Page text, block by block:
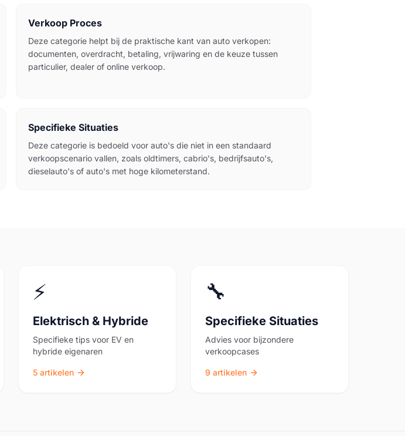
Verkoop Proces
Deze categorie helpt bij de praktische kant van auto verkopen:
documenten, overdracht, betaling, vrijwaring en de keuze tussen
particulier, dealer of online verkoop.
Specifieke Situaties
Deze categorie is bedoeld voor auto's die niet in een standaard
verkoopscenario vallen, zoals oldtimers, cabrio's, bedrijfsauto's,
dieselauto's of auto's met hoge kilometerstand.
⚡
Elektrisch & Hybride
Specifieke tips voor EV en
hybride eigenaren
5 artikelen
🔧
Specifieke Situaties
Advies voor bijzondere
verkoopcases
9 artikelen